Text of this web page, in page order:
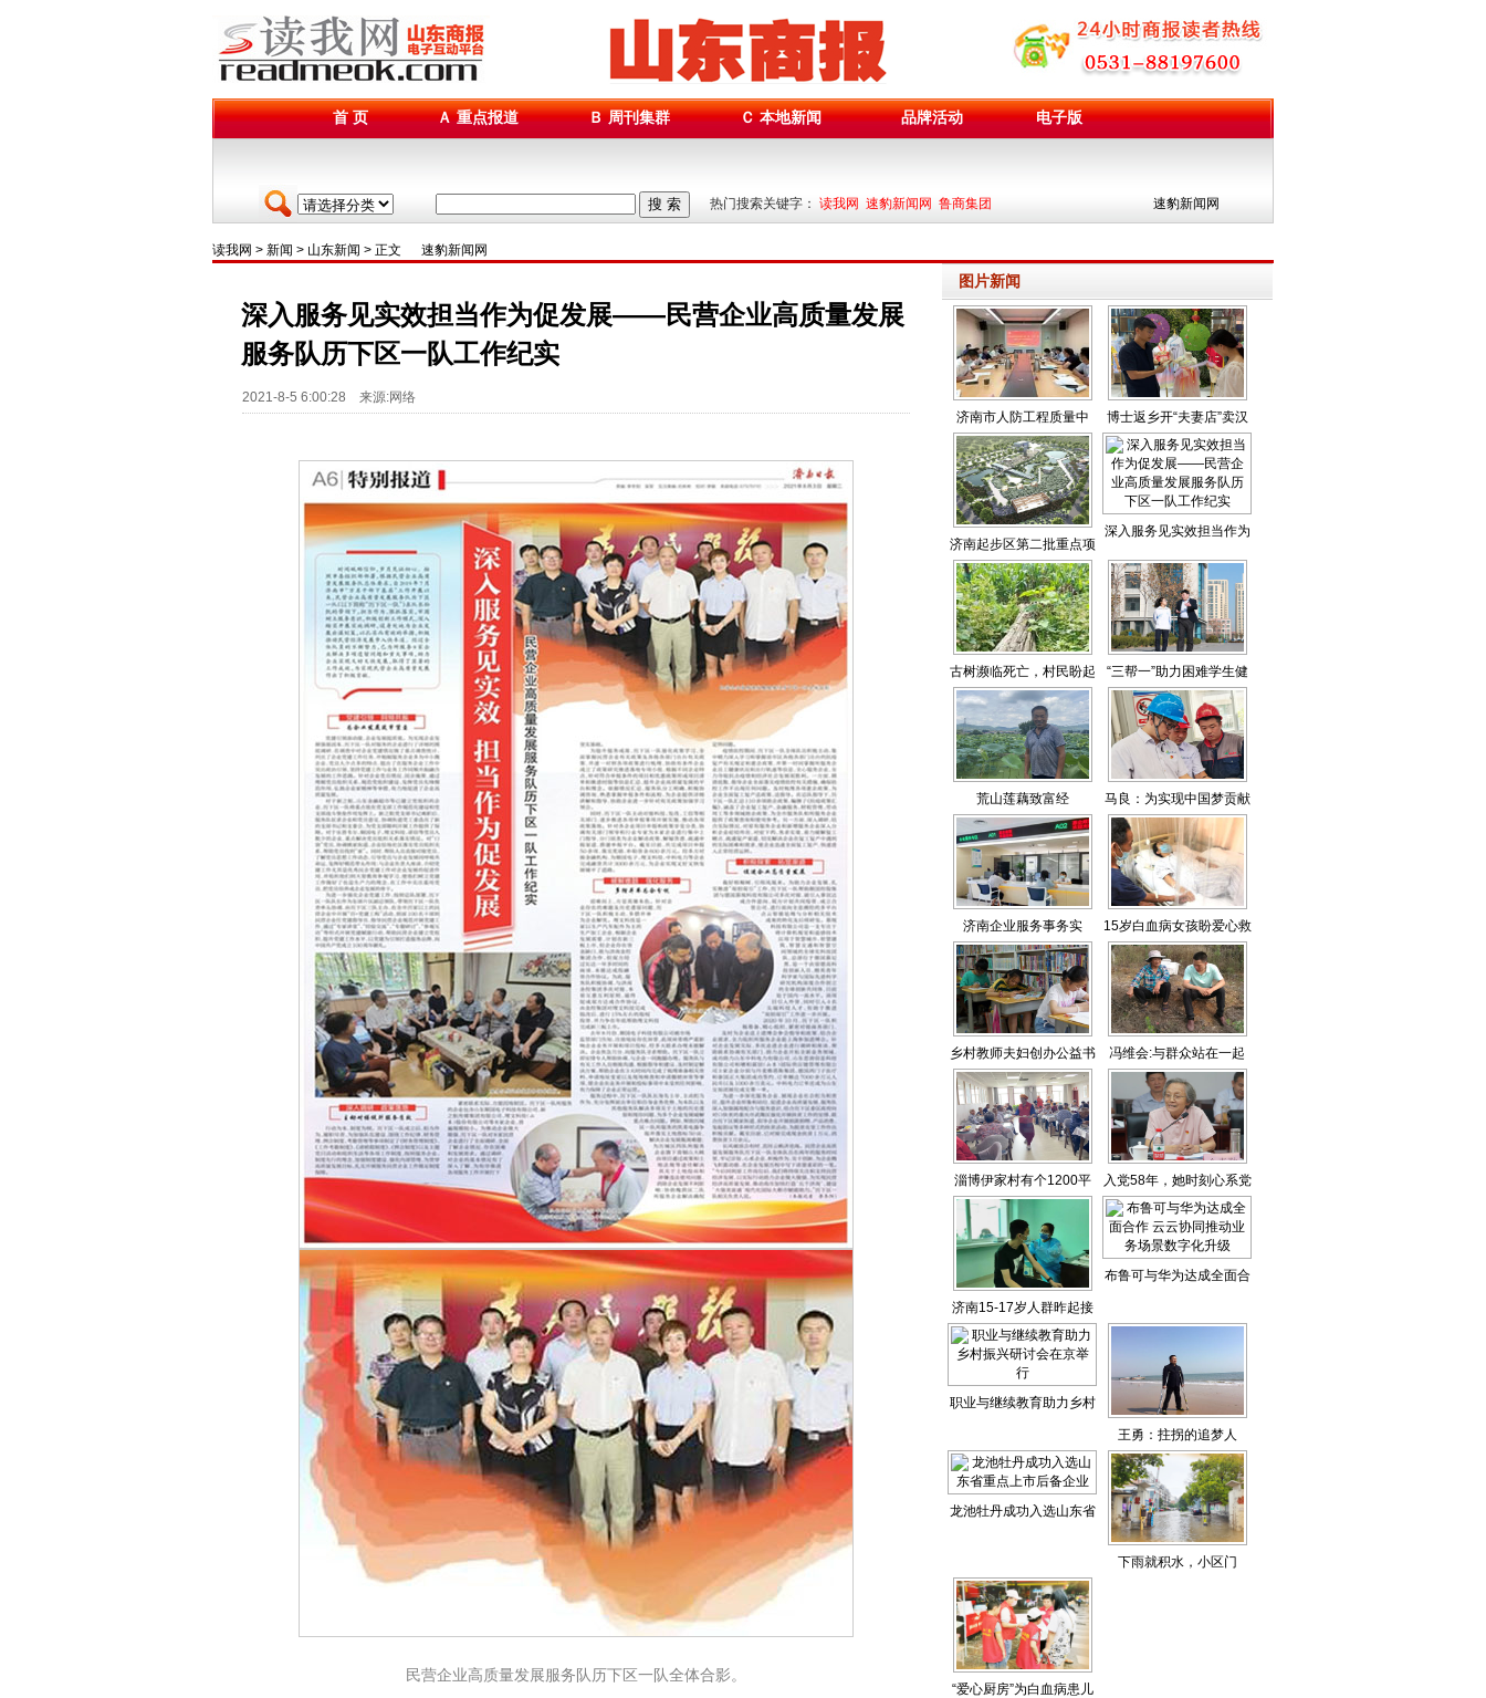
首 页 Ａ 重点报道 Ｂ 周刊集群 Ｃ 本地新闻 品牌活动 电子版
搜 索 热门搜索关键字： 读我网 速豹新闻网 鲁商集团 速豹新闻网
读我网 > 新闻 > 山东新闻 > 正文 速豹新闻网
深入服务见实效担当作为促发展——民营企业高质量发展
服务队历下区一队工作纪实
2021-8-5 6:00:28 来源:网络
民营企业高质量发展服务队历下区一队全体合影。
图片新闻
济南市人防工程质量中
心：提早介入全程监督
博士返乡开“夫妻店”卖汉
服
济南起步区第二批重点项
目集中开工
深入服务见实效担当作为
促发展——民营企业高质
量发展服务队历下区一队
工作纪实
古树濒临死亡，村民盼起
死回生
“三帮一”助力困难学生健
康成长
荒山莲藕致富经 马良：为实现中国梦贡献
青春力量
济南企业服务事务实
现“一口办理”
15岁白血病女孩盼爱心救
助
乡村教师夫妇创办公益书
院
冯维会:与群众站在一起
的“第一书记”
淄博伊家村有个1200平
的“长者食堂”
入党58年，她时刻心系党
的教育事业
济南15-17岁人群昨起接
种新冠疫苗
布鲁可与华为达成全面合
职业与继续教育助力乡村
王勇：拄拐的追梦人
龙池牡丹成功入选山东省
下雨就积水，小区门
“爱心厨房”为白血病患儿